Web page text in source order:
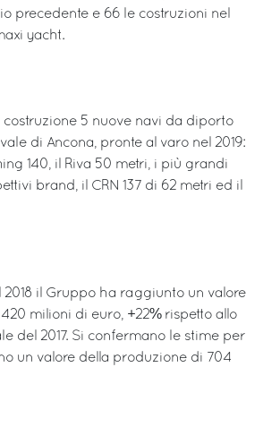
precedente e 66 le costruzioni nel
yacht.
costruzione 5 nuove navi da diporto
di Ancona, pronte al varo nel 2019:
140, il Riva 50 metri, i più grandi
brand, il CRN 137 di 62 metri ed il
2018 il Gruppo ha raggiunto un valore
milioni di euro, +22% rispetto allo
del 2017. Si confermano le stime per
un valore della produzione di 704